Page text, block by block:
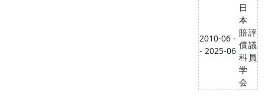
2010-06 -
- 2025-06
日
本
賠
償
科
学
会
評
議
員